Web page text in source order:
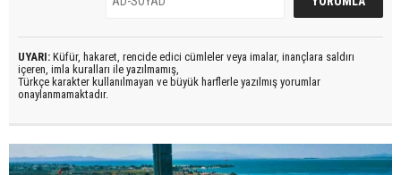
UYARI: Küfür, hakaret, rencide edici cümleler veya imalar, inançlara saldırı
içeren, imla kuralları ile yazılmamış,
Türkçe karakter kullanılmayan ve büyük harflerle yazılmış yorumlar
onaylanmamaktadır.